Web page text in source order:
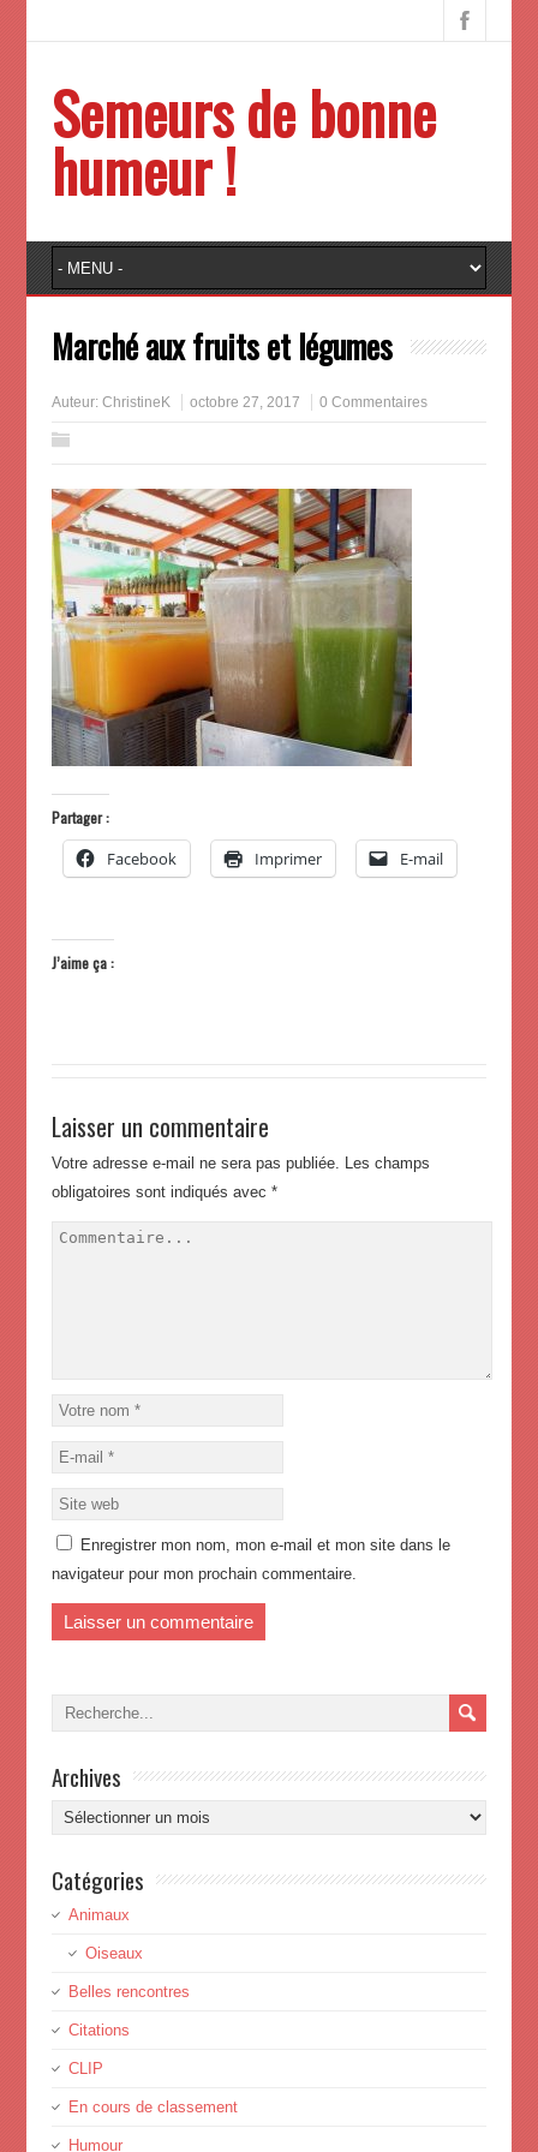
Semeurs de bonne
humeur !
Marché aux fruits et légumes
Auteur: ChristineK octobre 27, 2017 0 Commentaires
Partager :
Facebook Imprimer E-mail
J’aime ça :
Laisser un commentaire
Votre adresse e-mail ne sera pas publiée. Les champs
obligatoires sont indiqués avec *
Enregistrer mon nom, mon e-mail et mon site dans le
navigateur pour mon prochain commentaire.
Archives
Archives
Catégories
Animaux
Oiseaux
Belles rencontres
Citations
CLIP
En cours de classement
Humour